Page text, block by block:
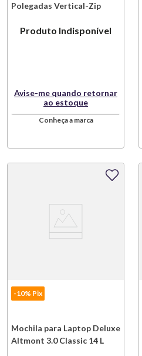
Polegadas Vertical-Zip
Cinza Victorinox
Produto Indisponível
Avise-me quando retornar
ao estoque
Conheça a marca
-10% Pix
Mochila para Laptop Deluxe
Altmont 3.0 Classic 14 L